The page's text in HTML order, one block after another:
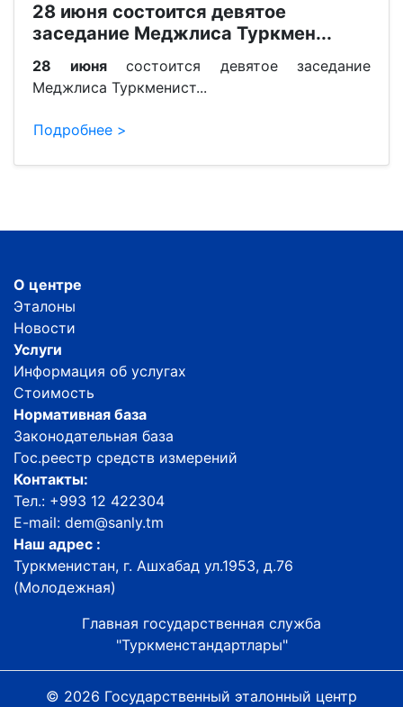
28 июня состоится девятое
заседание Меджлиса Туркмен...
28 июнясостоится девятое заседание
Меджлиса Туркменист...
Подробнее >
О центре
Эталоны
Новости
Услуги
Информация об услугах
Стоимость
Нормативная база
Законодательная база
Гос.реестр средств измерений
Контакты:
Тел.: +993 12 422304
E-mail: dem@sanly.tm
Наш адрес :
Туркменистан, г. Ашхабад ул.1953, д.76
(Молодежная)
Главная государственная служба
"Туркменстандартлары"
© 2026 Государственный эталонный центр